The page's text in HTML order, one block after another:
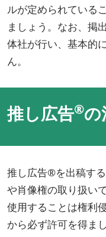
ルが定められている
ましょう。なお、掲
体社が行い、基本的
ん。
推し広告®の
推し広告®を出稿す
や肖像権の取り扱い
使用することは権利
から必ず許可を得まし